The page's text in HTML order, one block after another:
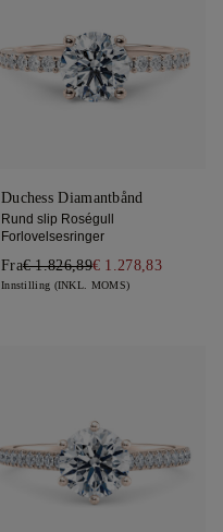
Duchess Diamantbånd
Rund slip Roségull
Forlovelsesringer
Fra€ 1.826,89€ 1.278,83
Innstilling (INKL. MOMS)